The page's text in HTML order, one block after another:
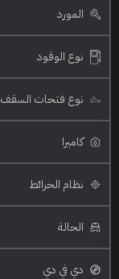
المورد
نوع الوقود
نوع فتحات السقف
كاميرا
نظام الخرائط
الحالة
دي في دي